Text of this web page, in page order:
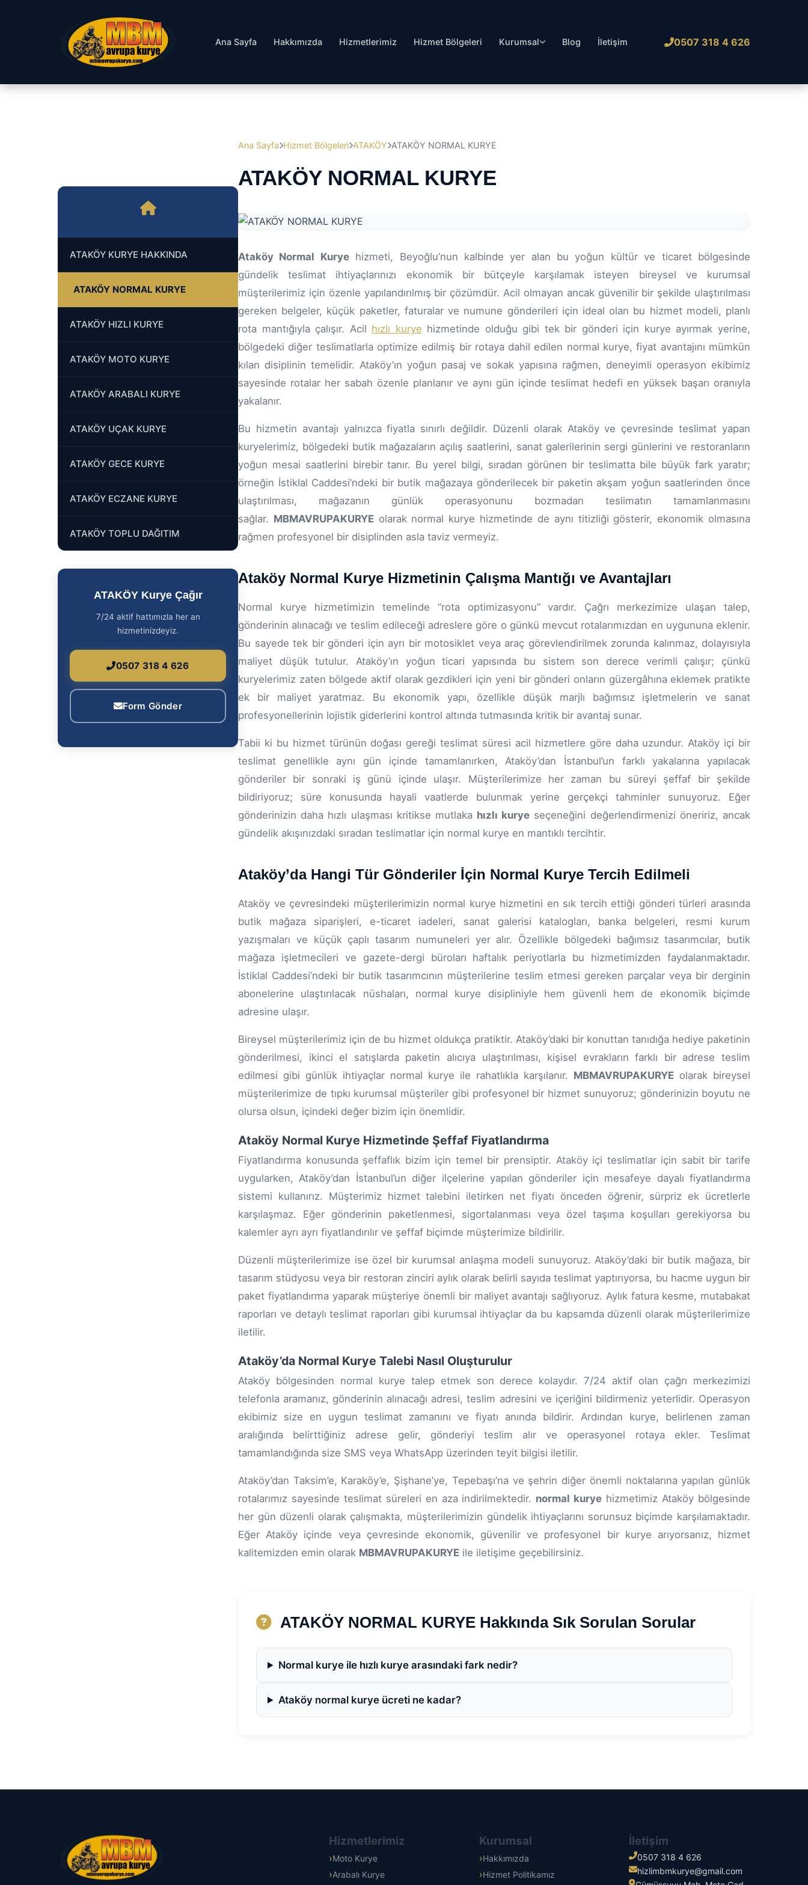
Ana Sayfa Hakkımızda Hizmetlerimiz Hizmet Bölgeleri Kurumsal Blog İletişim 0507 318 4 626
ATAKÖY KURYE HAKKINDA
ATAKÖY NORMAL KURYE
ATAKÖY HIZLI KURYE
ATAKÖY MOTO KURYE
ATAKÖY ARABALI KURYE
ATAKÖY UÇAK KURYE
ATAKÖY GECE KURYE
ATAKÖY ECZANE KURYE
ATAKÖY TOPLU DAĞITIM
ATAKÖY Kurye Çağır
7/24 aktif hattımızla her an
hizmetinizdeyiz.
0507 318 4 626
Form Gönder
Ana Sayfa Hizmet Bölgeleri ATAKÖY ATAKÖY NORMAL KURYE
ATAKÖY NORMAL KURYE
Ataköy Normal Kuryehizmeti, Beyoğlu’nun kalbinde yer alan bu yoğun kültür ve ticaret bölgesinde
gündelik teslimat ihtiyaçlarınızı ekonomik bir bütçeyle karşılamak isteyen bireysel ve kurumsal
müşterilerimiz için özenle yapılandırılmış bir çözümdür. Acil olmayan ancak güvenilir bir şekilde ulaştırılması
gereken belgeler, küçük paketler, faturalar ve numune gönderileri için ideal olan bu hizmet modeli, planlı
rota mantığıyla çalışır. Acil hızlı kurye hizmetinde olduğu gibi tek bir gönderi için kurye ayırmak yerine,
bölgedeki diğer teslimatlarla optimize edilmiş bir rotaya dahil edilen normal kurye, fiyat avantajını mümkün
kılan disiplinin temelidir. Ataköy’ın yoğun pasaj ve sokak yapısına rağmen, deneyimli operasyon ekibimiz
sayesinde rotalar her sabah özenle planlanır ve aynı gün içinde teslimat hedefi en yüksek başarı oranıyla
yakalanır.
Bu hizmetin avantajı yalnızca fiyatla sınırlı değildir. Düzenli olarak Ataköy ve çevresinde teslimat yapan
kuryelerimiz, bölgedeki butik mağazaların açılış saatlerini, sanat galerilerinin sergi günlerini ve restoranların
yoğun mesai saatlerini birebir tanır. Bu yerel bilgi, sıradan görünen bir teslimatta bile büyük fark yaratır;
örneğin İstiklal Caddesi’ndeki bir butik mağazaya gönderilecek bir paketin akşam yoğun saatlerinden önce
ulaştırılması, mağazanın günlük operasyonunu bozmadan teslimatın tamamlanmasını
sağlar. MBMAVRUPAKURYEolarak normal kurye hizmetinde de aynı titizliği gösterir, ekonomik olmasına
rağmen profesyonel bir disiplinden asla taviz vermeyiz.
Ataköy Normal Kurye Hizmetinin Çalışma Mantığı ve Avantajları
Normal kurye hizmetimizin temelinde “rota optimizasyonu” vardır. Çağrı merkezimize ulaşan talep,
gönderinin alınacağı ve teslim edileceği adreslere göre o günkü mevcut rotalarımızdan en uygununa eklenir.
Bu sayede tek bir gönderi için ayrı bir motosiklet veya araç görevlendirilmek zorunda kalınmaz, dolayısıyla
maliyet düşük tutulur. Ataköy’ın yoğun ticari yapısında bu sistem son derece verimli çalışır; çünkü
kuryelerimiz zaten bölgede aktif olarak gezdikleri için yeni bir gönderi onların güzergâhına eklemek pratikte
ek bir maliyet yaratmaz. Bu ekonomik yapı, özellikle düşük marjlı bağımsız işletmelerin ve sanat
profesyonellerinin lojistik giderlerini kontrol altında tutmasında kritik bir avantaj sunar.
Tabii ki bu hizmet türünün doğası gereği teslimat süresi acil hizmetlere göre daha uzundur. Ataköy içi bir
teslimat genellikle aynı gün içinde tamamlanırken, Ataköy’dan İstanbul’un farklı yakalarına yapılacak
gönderiler bir sonraki iş günü içinde ulaşır. Müşterilerimize her zaman bu süreyi şeffaf bir şekilde
bildiriyoruz; süre konusunda hayali vaatlerde bulunmak yerine gerçekçi tahminler sunuyoruz. Eğer
gönderinizin daha hızlı ulaşması kritikse mutlaka hızlı kurye seçeneğini değerlendirmenizi öneririz, ancak
gündelik akışınızdaki sıradan teslimatlar için normal kurye en mantıklı tercihtir.
Ataköy’da Hangi Tür Gönderiler İçin Normal Kurye Tercih Edilmeli
Ataköy ve çevresindeki müşterilerimizin normal kurye hizmetini en sık tercih ettiği gönderi türleri arasında
butik mağaza siparişleri, e-ticaret iadeleri, sanat galerisi katalogları, banka belgeleri, resmi kurum
yazışmaları ve küçük çaplı tasarım numuneleri yer alır. Özellikle bölgedeki bağımsız tasarımcılar, butik
mağaza işletmecileri ve gazete-dergi büroları haftalık periyotlarla bu hizmetimizden faydalanmaktadır.
İstiklal Caddesi’ndeki bir butik tasarımcının müşterilerine teslim etmesi gereken parçalar veya bir derginin
abonelerine ulaştırılacak nüshaları, normal kurye disipliniyle hem güvenli hem de ekonomik biçimde
adresine ulaşır.
Bireysel müşterilerimiz için de bu hizmet oldukça pratiktir. Ataköy’daki bir konuttan tanıdığa hediye paketinin
gönderilmesi, ikinci el satışlarda paketin alıcıya ulaştırılması, kişisel evrakların farklı bir adrese teslim
edilmesi gibi günlük ihtiyaçlar normal kurye ile rahatlıkla karşılanır. MBMAVRUPAKURYE olarak bireysel
müşterilerimize de tıpkı kurumsal müşteriler gibi profesyonel bir hizmet sunuyoruz; gönderinizin boyutu ne
olursa olsun, içindeki değer bizim için önemlidir.
Ataköy Normal Kurye Hizmetinde Şeffaf Fiyatlandırma
Fiyatlandırma konusunda şeffaflık bizim için temel bir prensiptir. Ataköy içi teslimatlar için sabit bir tarife
uygularken, Ataköy’dan İstanbul’un diğer ilçelerine yapılan gönderiler için mesafeye dayalı fiyatlandırma
sistemi kullanırız. Müşterimiz hizmet talebini iletirken net fiyatı önceden öğrenir, sürpriz ek ücretlerle
karşılaşmaz. Eğer gönderinin paketlenmesi, sigortalanması veya özel taşıma koşulları gerekiyorsa bu
kalemler ayrı ayrı fiyatlandırılır ve şeffaf biçimde müşterimize bildirilir.
Düzenli müşterilerimize ise özel bir kurumsal anlaşma modeli sunuyoruz. Ataköy’daki bir butik mağaza, bir
tasarım stüdyosu veya bir restoran zinciri aylık olarak belirli sayıda teslimat yaptırıyorsa, bu hacme uygun bir
paket fiyatlandırma yaparak müşteriye önemli bir maliyet avantajı sağlıyoruz. Aylık fatura kesme, mutabakat
raporları ve detaylı teslimat raporları gibi kurumsal ihtiyaçlar da bu kapsamda düzenli olarak müşterilerimize
iletilir.
Ataköy’da Normal Kurye Talebi Nasıl Oluşturulur
Ataköy bölgesinden normal kurye talep etmek son derece kolaydır. 7/24 aktif olan çağrı merkezimizi
telefonla aramanız, gönderinin alınacağı adresi, teslim adresini ve içeriğini bildirmeniz yeterlidir. Operasyon
ekibimiz size en uygun teslimat zamanını ve fiyatı anında bildirir. Ardından kurye, belirlenen zaman
aralığında belirttiğiniz adrese gelir, gönderiyi teslim alır ve operasyonel rotaya ekler. Teslimat
tamamlandığında size SMS veya WhatsApp üzerinden teyit bilgisi iletilir.
Ataköy’dan Taksim’e, Karaköy’e, Şişhane’ye, Tepebaşı’na ve şehrin diğer önemli noktalarına yapılan günlük
rotalarımız sayesinde teslimat süreleri en aza indirilmektedir. normal kurye hizmetimiz Ataköy bölgesinde
her gün düzenli olarak çalışmakta, müşterilerimizin gündelik ihtiyaçlarını sorunsuz biçimde karşılamaktadır.
Eğer Ataköy içinde veya çevresinde ekonomik, güvenilir ve profesyonel bir kurye arıyorsanız, hizmet
kalitemizden emin olarak MBMAVRUPAKURYE ile iletişime geçebilirsiniz.
ATAKÖY NORMAL KURYE Hakkında Sık Sorulan Sorular
Normal kurye ile hızlı kurye arasındaki fark nedir?
Ataköy normal kurye ücreti ne kadar?
Hizmetlerimiz
Moto Kurye
Arabalı Kurye
Kurumsal
Hakkımızda
Hizmet Politikamız
İletişim
0507 318 4 626
hizlimbmkurye@gmail.com